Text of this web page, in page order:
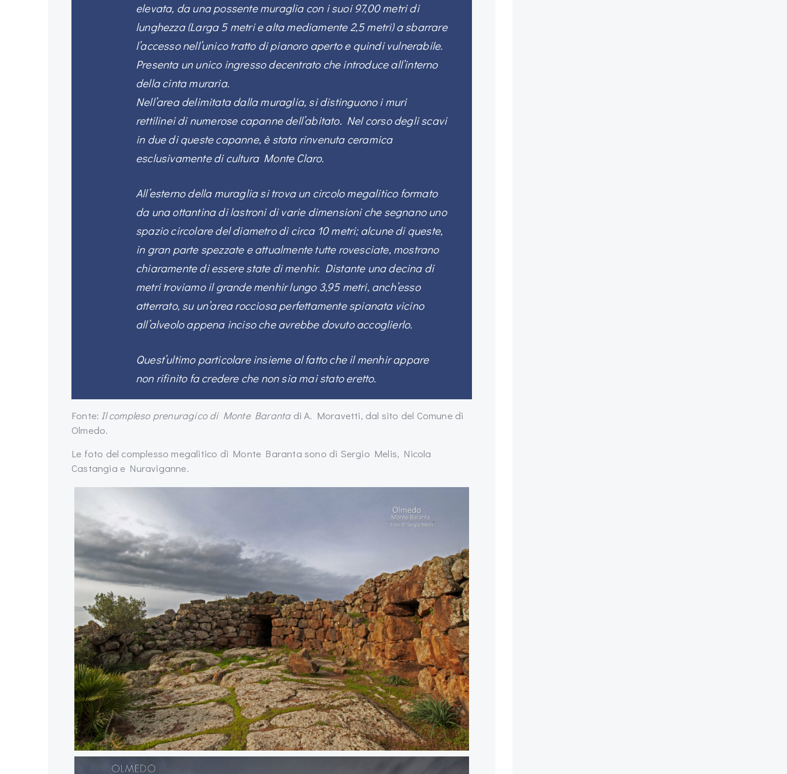
elevata, da una possente muraglia con i suoi 97,00 metri di
lunghezza (Larga 5 metri e alta mediamente 2,5 metri) a sbarrare
l’accesso nell’unico tratto di pianoro aperto e quindi vulnerabile.
Presenta un unico ingresso decentrato che introduce all’interno
della cinta muraria.
Nell’area delimitata dalla muraglia, si distinguono i muri
rettilinei di numerose capanne dell’abitato. Nel corso degli scavi
in due di queste capanne, è stata rinvenuta ceramica
esclusivamente di cultura Monte Claro.
All’esterno della muraglia si trova un circolo megalitico formato
da una ottantina di lastroni di varie dimensioni che segnano uno
spazio circolare del diametro di circa 10 metri; alcune di queste,
in gran parte spezzate e attualmente tutte rovesciate, mostrano
chiaramente di essere state di menhir. Distante una decina di
metri troviamo il grande menhir lungo 3,95 metri, anch’esso
atterrato, su un’area rocciosa perfettamente spianata vicino
all’alveolo appena inciso che avrebbe dovuto accoglierlo.
Quest’ultimo particolare insieme al fatto che il menhir appare
non rifinito fa credere che non sia mai stato eretto.
Fonte: Il compleso prenuragico di Monte Barantadi A. Moravetti, dal sito del Comune di
Olmedo.
Le foto del complesso megalitico di Monte Baranta sono di Sergio Melis, Nicola
Castangia e Nuraviganne.